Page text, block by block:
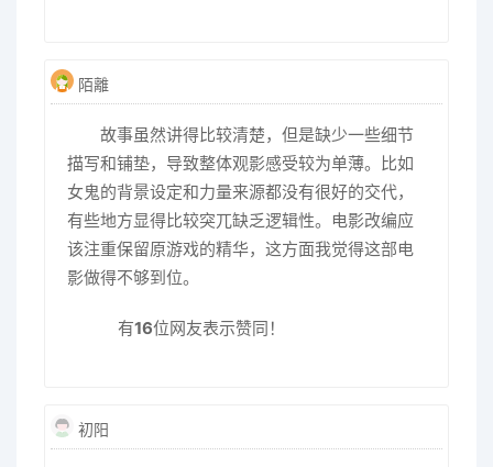
陌離
故事虽然讲得比较清楚，但是缺少一些细节
描写和铺垫，导致整体观影感受较为单薄。比如
女鬼的背景设定和力量来源都没有很好的交代，
有些地方显得比较突兀缺乏逻辑性。电影改编应
该注重保留原游戏的精华，这方面我觉得这部电
影做得不够到位。
有16位网友表示赞同！
初阳